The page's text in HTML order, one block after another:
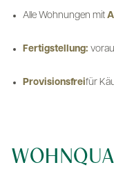
Alle Wohnungen mit
Fertigstellung:
Provisionsfreifür